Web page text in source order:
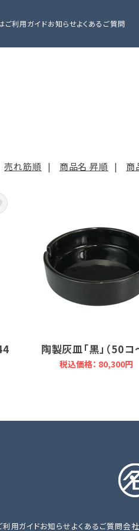
ご利用ガイドお知らせよくあるご質問
売れ筋順 | 商品名 昇順 | 商
陶製灰皿「黒」（50コ
税込価格： 80,300円
利用ガイドお知らせよくあるご質問会